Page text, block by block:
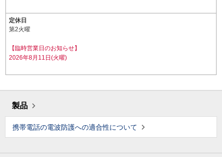
定休日
第2火曜
【臨時営業日のお知らせ】
2026年8月11日(火曜)
製品
携帯電話の電波防護への適合性について